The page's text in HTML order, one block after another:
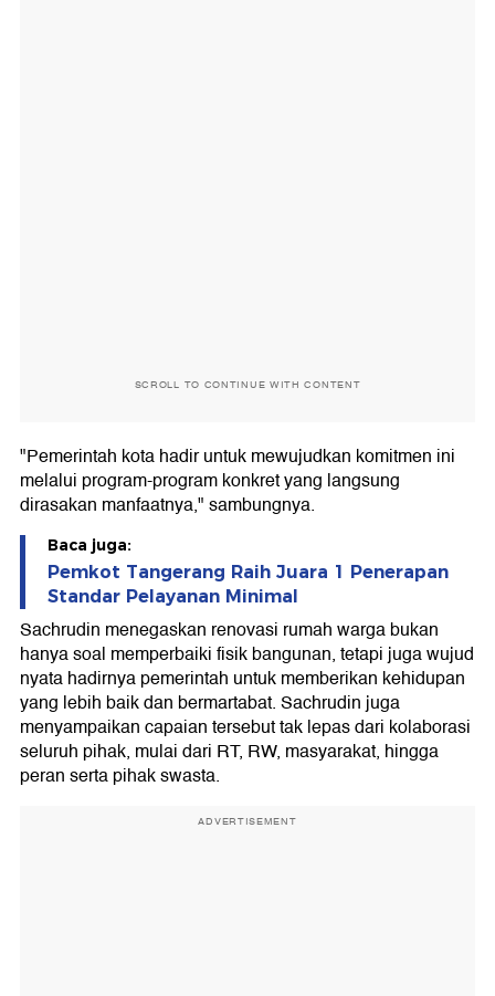
SCROLL TO CONTINUE WITH CONTENT
"Pemerintah kota hadir untuk mewujudkan komitmen ini
melalui program-program konkret yang langsung
dirasakan manfaatnya," sambungnya.
Baca juga:
Pemkot Tangerang Raih Juara 1 Penerapan
Standar Pelayanan Minimal
Sachrudin menegaskan renovasi rumah warga bukan
hanya soal memperbaiki fisik bangunan, tetapi juga wujud
nyata hadirnya pemerintah untuk memberikan kehidupan
yang lebih baik dan bermartabat. Sachrudin juga
menyampaikan capaian tersebut tak lepas dari kolaborasi
seluruh pihak, mulai dari RT, RW, masyarakat, hingga
peran serta pihak swasta.
ADVERTISEMENT